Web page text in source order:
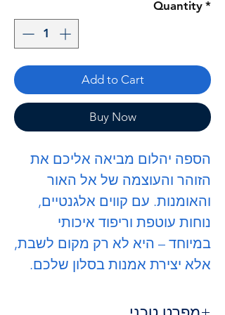
Quantity *
Add to Cart
Buy Now
הספה יהלום מביאה אליכם את
הזוהר והעוצמה של אל האור
והאומנות. עם קווים אלגנטיים,
נוחות עוטפת וריפוד איכותי
במיוחד – היא לא רק מקום לשבת,
אלא יצירת אמנות בסלון שלכם.